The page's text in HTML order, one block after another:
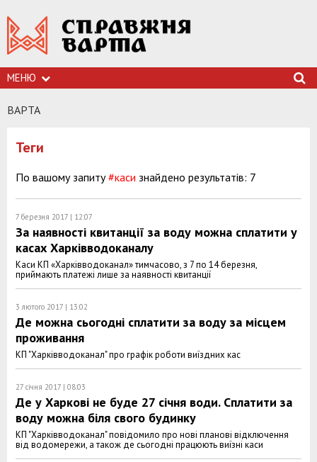
МЕНЮ
ВАРТА
Теги
По вашому запиту#каси знайдено результатів: 7
7 березня 2017 | 12:07
За наявності квитанції за воду можна сплатити у
касах Харківводоканалу
Каси КП «Харківводоканал» тимчасово, з 7 по 14 березня,
приймають платежі лише за наявності квитанції
3 лютого 2017 | 13:02
Де можна сьогодні сплатити за воду за місцем
проживання
КП "Харківводоканал" про графік роботи виїздних кас
27 січня 2017 | 08:03
Де у Харкові не буде 27 січня води. Сплатити за
воду можна біля свого будинку
КП "Харківводоканал" повідомило про нові планові відключення
від водомережи, а також де сьогодні працюють виїзні каси